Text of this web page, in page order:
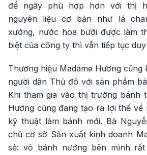
để ngày phù hợp hơn với thị
nguyên liệu cơ bản như lá
xưởng, nước hoa bưởi được làm
biệt của công ty thì vẫn tiếp tục
Thương hiệu Madame Hương
người dân Thủ đô với sản phẩm
Khi tham gia vào thị trường bánh
Hương cũng đang tạo ra lợi thế về
kỹ thuật làm bánh mới. Bà
chủ cơ sở Sản xuất kinh doanh
sẻ: vỏ bánh nướng bên mình